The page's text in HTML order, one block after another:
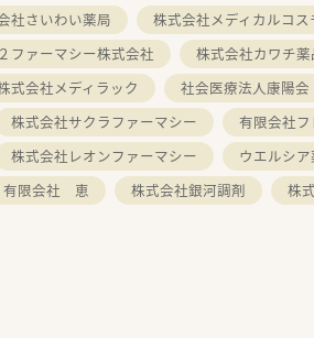
社さいわい薬局 株式会社メディカルコス
ファーマシー株式会社 株式会社カワチ薬
式会社メディラック 社会医療法人康陽会
株式会社サクラファーマシー 有限会社
株式会社レオンファーマシー ウエルシ
有限会社 恵 株式会社銀河調剤 株